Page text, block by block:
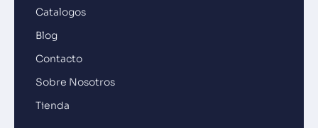
Catalogos
Blog
Contacto
Sobre Nosotros
Tienda